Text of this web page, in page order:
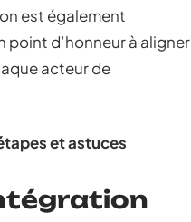
est également
point d’honneur à aligner
acteur de
et astuces